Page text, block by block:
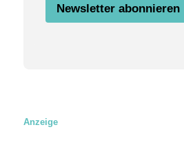
Newsletter abonnieren
Anzeige